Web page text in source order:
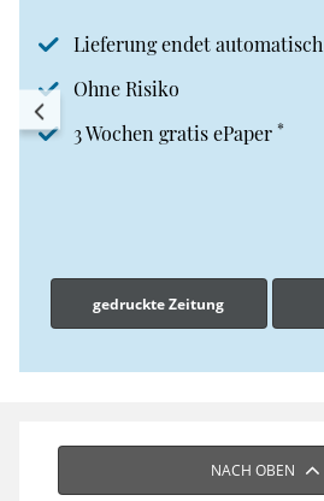
Lieferung endet automatisch
Ohne Risiko
3 Wochen gratis ePaper *
gedruckte Zeitung
NACH OBEN